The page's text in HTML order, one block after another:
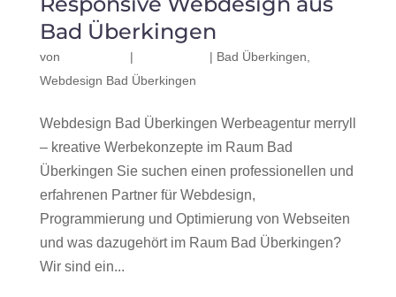
Bad Überkingen
von | | Bad Überkingen
Webdesign Bad Überkingen
Webdesign Bad Überkingen Werbeagentur merryll
– kreative Werbekonzepte im Raum Bad
Überkingen Sie suchen einen professionellen und
erfahrenen Partner für Webdesign,
Programmierung und Optimierung von Webseiten
und was dazugehört im Raum Bad Überkingen?
Wir sind ein...